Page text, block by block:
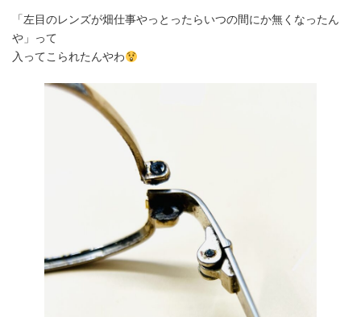
「左目のレンズが畑仕事やっとったらいつの間にか無くなったん
や」って
入ってこられたんやわ